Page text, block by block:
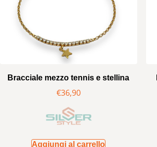
Bracciale mezzo tennis e stellina
€36,90
Aggiungi al carrello